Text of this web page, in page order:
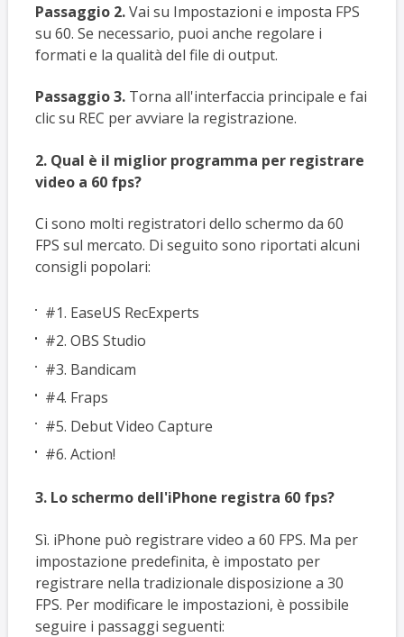
Passaggio 2.Vai su Impostazioni e imposta FPS
su 60. Se necessario, puoi anche regolare i
formati e la qualità del file di output.
Passaggio 3.Torna all'interfaccia principale e fai
clic su REC per avviare la registrazione.
2. Qual è il miglior programma per registrare
video a 60 fps?
Ci sono molti registratori dello schermo da 60
FPS sul mercato. Di seguito sono riportati alcuni
consigli popolari:
#1. EaseUS RecExperts
#2. OBS Studio
#3. Bandicam
#4. Fraps
#5. Debut Video Capture
#6. Action!
3. Lo schermo dell'iPhone registra 60 fps?
Sì. iPhone può registrare video a 60 FPS. Ma per
impostazione predefinita, è impostato per
registrare nella tradizionale disposizione a 30
FPS. Per modificare le impostazioni, è possibile
seguire i passaggi seguenti: